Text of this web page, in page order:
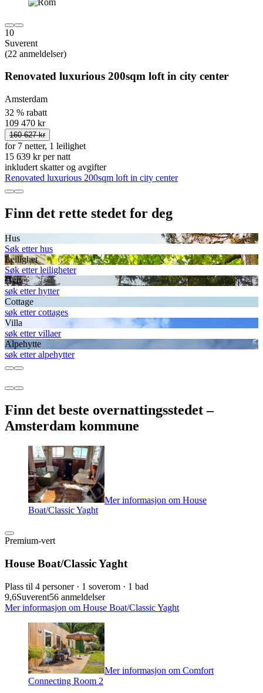
10
Suverent
(22 anmeldelser)
Renovated luxurious 200sqm loft in city center
Amsterdam
32 % rabatt
109 470 kr
160 627 kr
for 7 netter, 1 leilighet
15 639 kr per natt
inkludert skatter og avgifter
Renovated luxurious 200sqm loft in city center
Finn det rette stedet for deg
Hus
Søk etter hus
Leilighet
Søk etter leiligheter
Hytte
søk etter hytter
Cottage
søk etter cottages
Villa
søk etter villaer
Alpehytte
søk etter alpehytter
Finn det beste overnattingsstedet –
Amsterdam kommune
Mer informasjon om House
Boat/Classic Yaght
Premium-vert
House Boat/Classic Yaght
Plass til 4 personer · 1 soverom · 1 bad
9,6Suverent56 anmeldelser
Mer informasjon om House Boat/Classic Yaght
Mer informasjon om Comfort
Connecting Room 2